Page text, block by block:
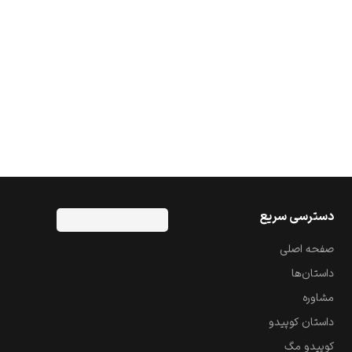
دسترسی سریع
صفحه اصلی
داستان‌ها
مشاوره
داستان کوپیدو
کوپیدو مگ